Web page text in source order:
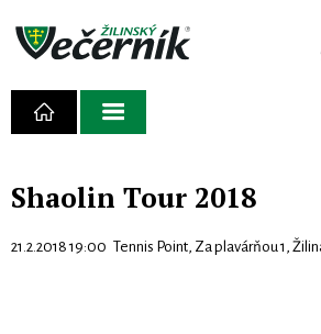
Shaolin Tour 2018
21.2.2018 19:00 Tennis Point, Za plavárňou 1,